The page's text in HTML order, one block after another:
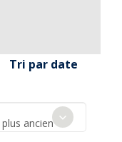
Tri par date
ancien